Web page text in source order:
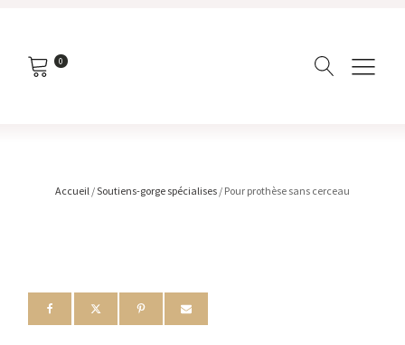
0
Accueil /Soutiens-gorge spécialises / Pour prothèse sans cerceau